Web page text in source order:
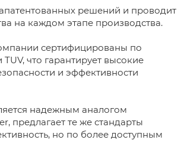
решений и проводит
на каждом этапе производства.
сертифицированы по
что гарантирует высокие
и эффективности
надежным аналогом
предлагает те же стандарты
но по более доступным